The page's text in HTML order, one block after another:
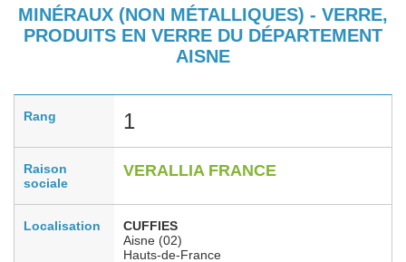
MINÉRAUX (NON MÉTALLIQUES) - VERRE,
PRODUITS EN VERRE DU DÉPARTEMENT
AISNE
Rang 1
Raison
sociale
VERALLIA FRANCE
Localisation
CUFFIES
Aisne (02)
Hauts-de-France